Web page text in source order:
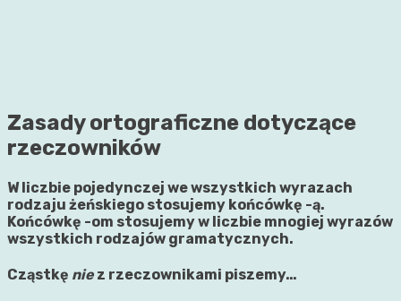
Zasady ortograficzne dotyczące
rzeczowników
W liczbie pojedynczej we wszystkich wyrazach
rodzaju żeńskiego stosujemy końcówkę -ą.
Końcówkę -om stosujemy w liczbie mnogiej wyrazów
wszystkich rodzajów gramatycznych.
Cząstkę niez rzeczownikami piszemy…